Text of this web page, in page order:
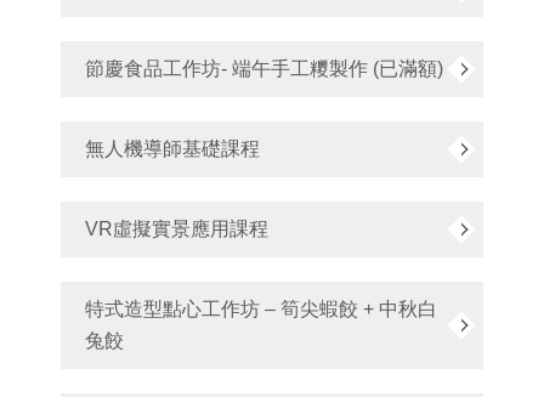
節慶食品工作坊- 端午手工糭製作 (已滿額)
無人機導師基礎課程
VR虛擬實景應用課程
特式造型點心工作坊 – 筍尖蝦餃 + 中秋白
兔餃